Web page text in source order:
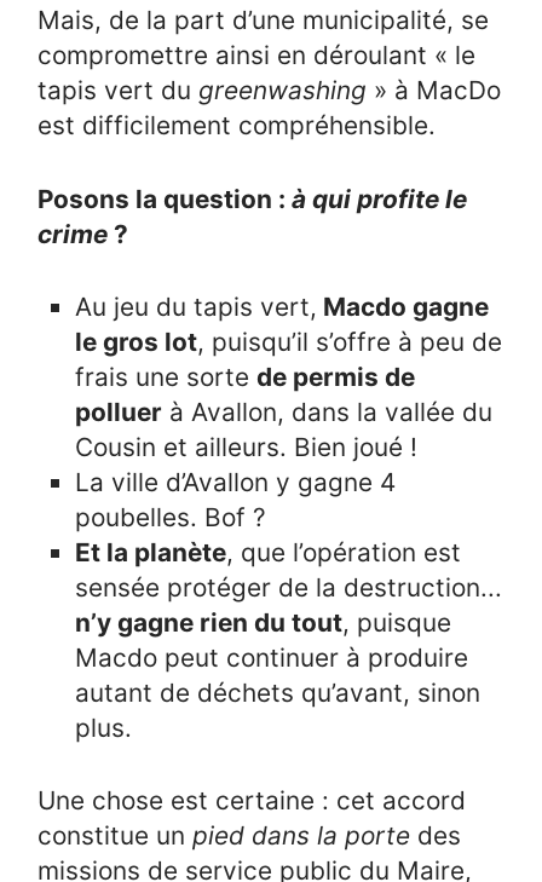
Mais, de la part d’une municipalité, se
compromettre ainsi en déroulant « le
tapis vert du greenwashing » à MacDo
est difficilement compréhensible.
Posons la question :à qui profite le
crime ?
Au jeu du tapis vert, Macdo gagne
le gros lot, puisqu’il s’offre à peu de
frais une sortede permis de
polluer à Avallon, dans la vallée du
Cousin et ailleurs. Bien joué !
La ville d’Avallon y gagne 4
poubelles. Bof ?
Et la planète, que l’opération est
sensée protéger de la destruction...
n’y gagne rien du tout, puisque
Macdo peut continuer à produire
autant de déchets qu’avant, sinon
plus.
Une chose est certaine : cet accord
constitue unpied dans la porte des
missions de service public du Maire,